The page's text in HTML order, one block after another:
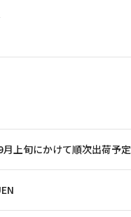
上旬にかけて順次出荷予定